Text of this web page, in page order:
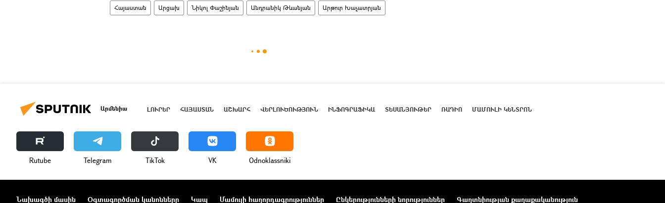
Հայաստան Արցախ Նիկոլ Փաշինյան Անդրանիկ Թևանյան Արթուր Խաչատրյան
Արմենիա ԼՈՒՐԵՐ ՀԱՅԱՍՏԱՆ ԱՇԽԱՐՀ ՎԵՐԼՈՒԾՈՒԹՅՈՒՆ ԻՆՖՈԳՐԱՖԻԿԱ ՏԵՍԱՆՅՈՒԹԵՐ ՌԱԴԻՈ ՄԱՄՈՒԼԻ ԿԵՆՏՐՈՆ
Rutube Telegram ТikТоk VK Odnoklassniki
Նախագծի մասին Օգտագործման կանոնները Կապ Մամուլի հաղորդագրություններ Ընկերությունների նորություններ Գաղտնիության քաղաքականություն